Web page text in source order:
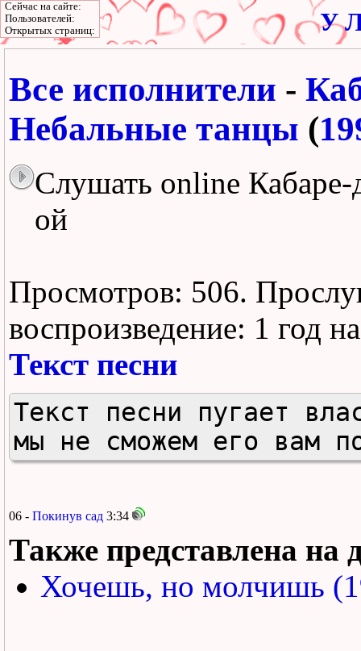
У
Все исполнители -
Небальные танцы (
Слушать online
ой
Просмотров: 506.
воспроизведение: 1 год
Текст песни
Текст песни пугает
мы не сможем его вам
06 - Покинув сад 3:34
Также представлена на
Хочешь, но молчишь
Сейчас на сайте:
Пользователей:
Открытых страниц: